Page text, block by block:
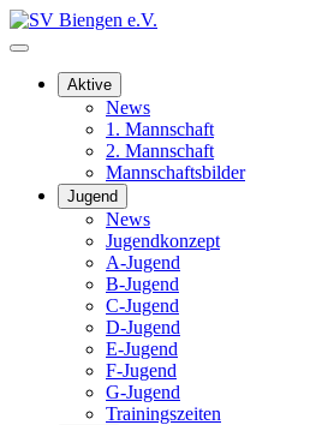
Aktive
News
1. Mannschaft
2. Mannschaft
Mannschaftsbilder
Jugend
News
Jugendkonzept
A-Jugend
B-Jugend
C-Jugend
D-Jugend
E-Jugend
F-Jugend
G-Jugend
Trainingszeiten